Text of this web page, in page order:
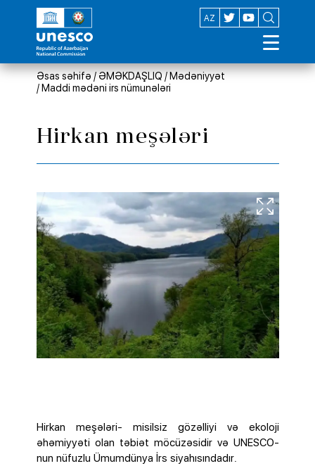
AZ
EN
Əsas səhifə / ƏMƏKDAŞLIQ / Mədəniyyət
/ Maddi mədəni irs nümunələri
Hirkan meşələri
Hirkan meşələri- misilsiz gözəlliyi və ekoloji
əhəmiyyəti olan təbiət möcüzəsidir və UNESCO-
nun nüfuzlu Ümumdünya İrs siyahısındadır.